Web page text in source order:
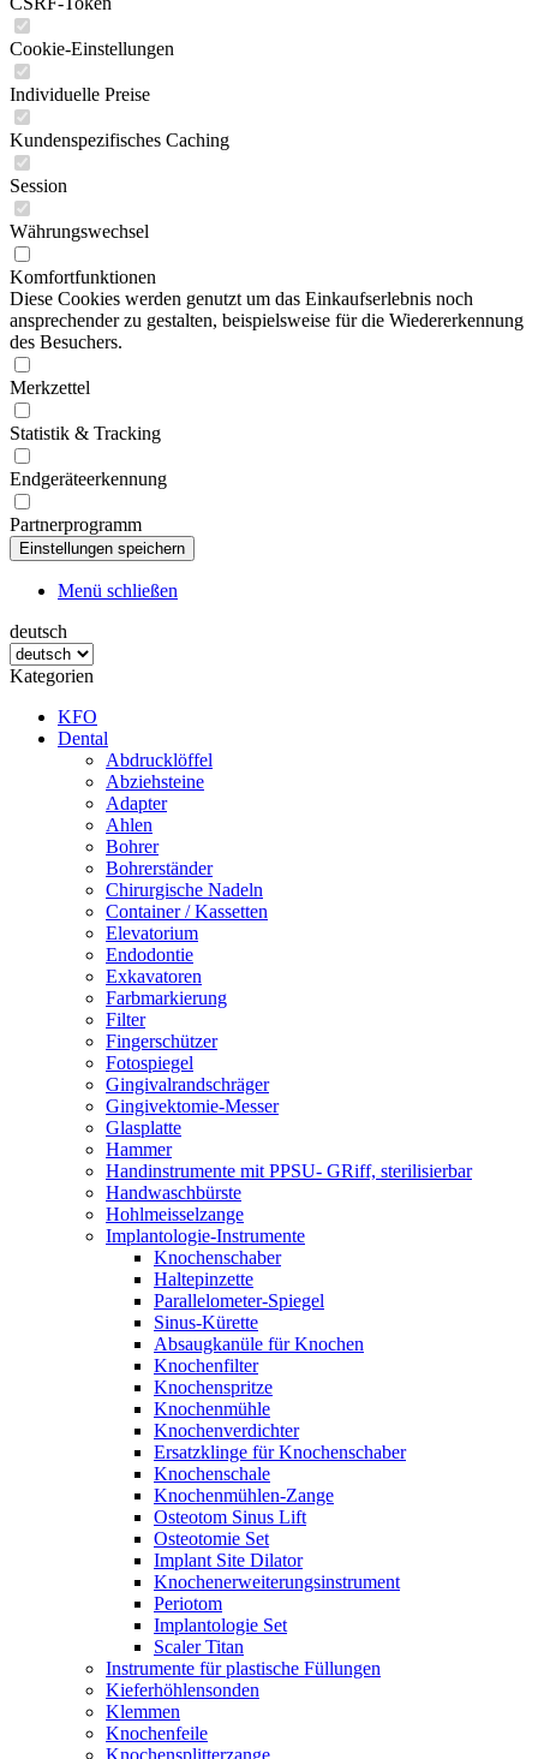
Cookie-Einstellungen
Individuelle Preise
Kundenspezifisches Caching
Session
Währungswechsel
Komfortfunktionen
Diese Cookies werden genutzt um das Einkaufserlebnis noch
ansprechender zu gestalten, beispielsweise für die Wiedererkennung
des Besuchers.
Merkzettel
Statistik & Tracking
Endgeräteerkennung
Partnerprogramm
Menü schließen
deutsch
Kategorien
KFO
Dental
Abdrucklöffel
Abziehsteine
Adapter
Ahlen
Bohrer
Bohrerständer
Chirurgische Nadeln
Container / Kassetten
Elevatorium
Endodontie
Exkavatoren
Farbmarkierung
Filter
Fingerschützer
Fotospiegel
Gingivalrandschräger
Gingivektomie-Messer
Glasplatte
Hammer
Handinstrumente mit PPSU- GRiff, sterilisierbar
Handwaschbürste
Hohlmeisselzange
Implantologie-Instrumente
Knochenschaber
Haltepinzette
Parallelometer-Spiegel
Sinus-Kürette
Absaugkanüle für Knochen
Knochenfilter
Knochenspritze
Knochenmühle
Knochenverdichter
Ersatzklinge für Knochenschaber
Knochenschale
Knochenmühlen-Zange
Osteotom Sinus Lift
Osteotomie Set
Implant Site Dilator
Knochenerweiterungsinstrument
Periotom
Implantologie Set
Scaler Titan
Instrumente für plastische Füllungen
Kieferhöhlensonden
Klemmen
Knochenfeile
Knochensplitterzange